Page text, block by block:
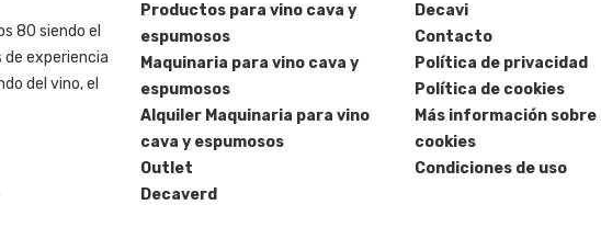
80 siendo el
experiencia
del vino, el
Productos para vino cava y
espumosos
Maquinaria para vino cava y
espumosos
Alquiler Maquinaria para vino
cava y espumosos
Outlet
Decaverd
Decavi
Contacto
Política de privacidad
Política de cookies
Más información sobre
cookies
Condiciones de uso